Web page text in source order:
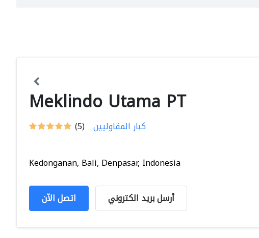
Meklindo Utama PT
(5) كبار المقاوليين
Kedonganan, Bali, Denpasar, Indonesia
اتصل الآن أرسل بريد الكتروني